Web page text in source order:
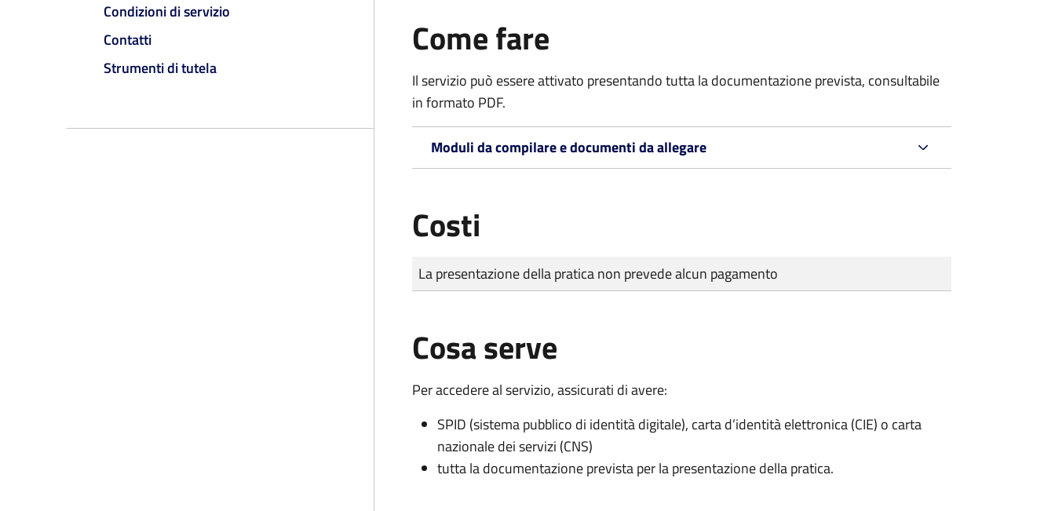
Condizioni di servizio
Contatti
Strumenti di tutela
Come fare
Il servizio può essere attivato presentando tutta la documentazione prevista, consultabile
in formato PDF.
Moduli da compilare e documenti da allegare
Costi
Tipo di pagamento
Importo
La presentazione della pratica non prevede alcun pagamento
Cosa serve
Per accedere al servizio, assicurati di avere:
SPID (sistema pubblico di identità digitale), carta d’identità elettronica (CIE) o carta
nazionale dei servizi (CNS)
tutta la documentazione prevista per la presentazione della pratica.